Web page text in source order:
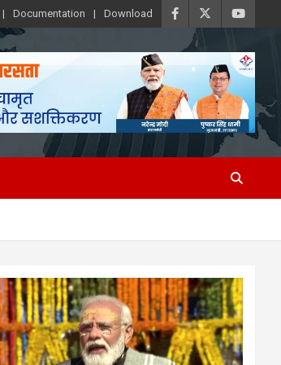
Documentation Download